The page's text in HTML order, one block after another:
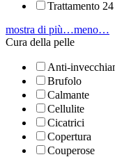
Trattamento
mostra di più…meno…
Cura della pelle
Anti-
Brufolo
Calmante
Cellulite
Cicatrici
Copertura
Couperose